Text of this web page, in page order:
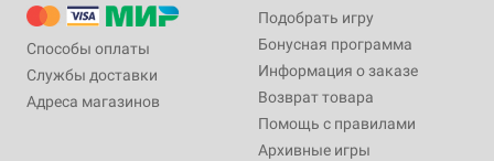
Способы оплаты
Службы доставки
Адреса магазинов
Подобрать игру
Бонусная программа
Информация о заказе
Возврат товара
Помощь с правилами
Архивные игры